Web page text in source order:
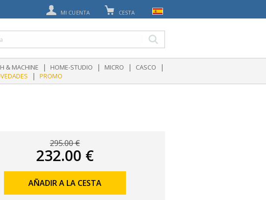
MI CUENTA CESTA
& MACHINE | HOME-STUDIO | MICRO | CASCO |
| PROMO
295.00 €
232.00 €
AÑADIR A LA CESTA